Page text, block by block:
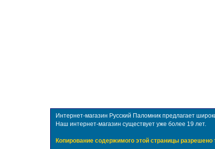
Интернет-магазин Русский Паломник предлагает
Наш интернет-магазин существует уже более 19 лет.
Копирование содержимого этой страницы